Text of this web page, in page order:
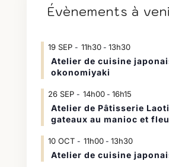
Évènements à
19 SEP 11h30- 13h30
Atelier de cuisine
okonomiyaki
26 SEP 14h00- 16h15
Atelier de Pâtisserie
gateaux au manioc et
10 OCT 11h00- 13h30
Atelier de cuisine